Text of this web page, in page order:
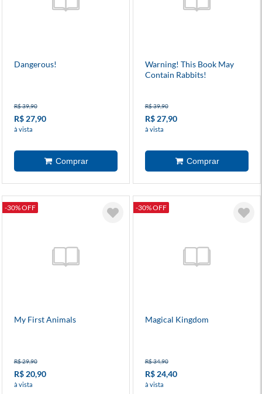
Dangerous!
R$ 39,90
R$ 27,90
à vista
Warning! This Book May
Contain Rabbits!
R$ 39,90
R$ 27,90
à vista
-30% OFF
My First Animals
R$ 29,90
R$ 20,90
à vista
-30% OFF
Magical Kingdom
R$ 34,90
R$ 24,40
à vista